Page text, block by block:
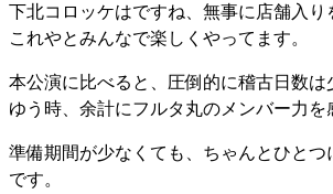
下北コロッケはですね、無事に店舗入り
これやとみんなで楽しくやってます。
本公演に比べると、圧倒的に稽古日数は
ゆう時、余計にフルタ丸のメンバー力を
準備期間が少なくても、ちゃんとひとつ
です。